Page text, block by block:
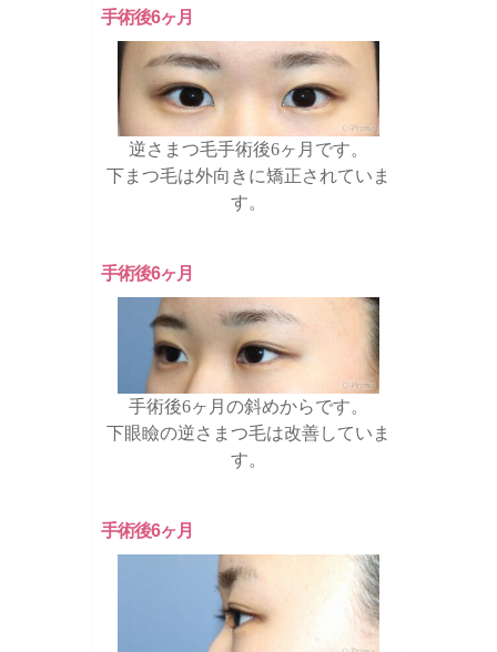
手術後6ヶ月
逆さまつ毛手術後6ヶ月です。
下まつ毛は外向きに矯正されていま
す。
手術後6ヶ月
手術後6ヶ月の斜めからです。
下眼瞼の逆さまつ毛は改善していま
す。
手術後6ヶ月